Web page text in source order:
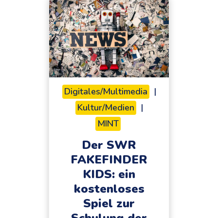
Digitales/Multimedia
|
Kultur/Medien
|
MINT
Der SWR
FAKEFINDER
KIDS: ein
kostenloses
Spiel zur